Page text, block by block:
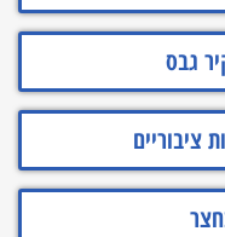
גבס
ציבוריים